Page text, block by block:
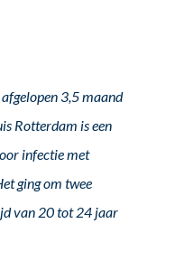
3,5 maand
Rotterdam is een
infectie met
ging om twee
van 20 tot 24 jaar